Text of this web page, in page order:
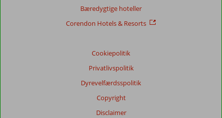
Bæredygtige hoteller
Corendon Hotels & Resorts
Cookiepolitik
Privatlivspolitik
Dyrevelfærdsspolitik
Copyright
Disclaimer